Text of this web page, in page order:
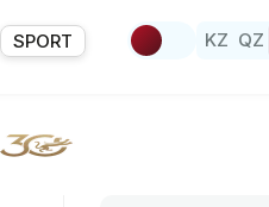
SPORT KZ QZ